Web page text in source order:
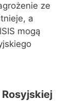
ze
a
mogą